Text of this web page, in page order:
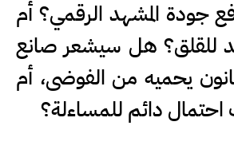
جودة المشهد الرقمي؟ أم
للقلق؟ هل سيشعر صانع
يحميه من الفوضى، أم
دائم للمساءلة؟